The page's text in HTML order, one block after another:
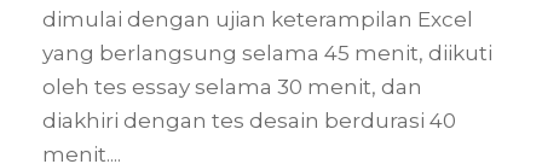
dimulai dengan ujian keterampilan Excel
yang berlangsung selama 45 menit, diikuti
oleh tes essay selama 30 menit, dan
diakhiri dengan tes desain berdurasi 40
menit....